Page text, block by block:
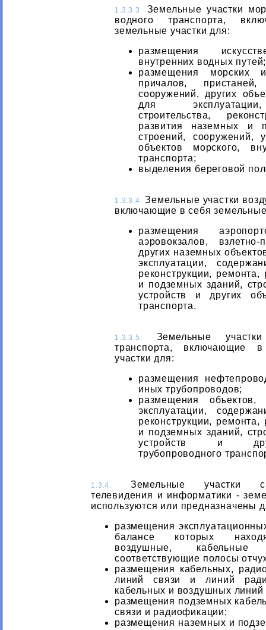
1.3.3.3.
Земельные участки
водного транспорта,
земельные участки для:
размещения
внутренних водных путей;
размещения морских
причалов, пристаней,
сооружений, других
для
строительства,
развития наземных и
строений, сооружений,
объектов морского,
транспорта;
выделения береговой
1.3.3.4. Земельные участки
включающие в себя
размещения
аэровокзалов,
других наземных
эксплуатации,
реконструкции,
и подземных зданий,
устройств и других
транспорта.
1.3.3.5.
Земельные участки
транспорта, включающие
участки для:
размещения
иных трубопроводов;
размещения
эксплуатации,
реконструкции,
и подземных зданий,
устройств и
трубопроводного
1.3.4.
Земельные участки
телевидения и информатики -
используются или предназначены
размещения
балансе которых
воздушные,
соответствующие полосы
размещения кабельных,
линий связи и линий
кабельных и воздушных
размещения подземных
связи и радиофикации;
размещения наземных и